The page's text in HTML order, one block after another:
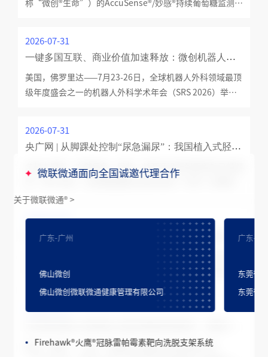
微联微通面向全国诚邀代理合作
关于微联微通® >
广东-广州
佛山微创
佛山微创微联微通健康管理有限公司
广东-珠
东莞微
东莞微
Firebird2 火鸟™ 冠脉雷帕霉素洗脱钴基合金支架系统
FireKingFisher®火翠鸟®冠脉雷帕霉素洗脱支架系统
Firehawk® 火鹰®冠脉雷帕霉素靶向洗脱支架系统
称“微创 ®生命”）的AccuSense®/妙感®持续葡萄糖监测系
2026-07-31
一键多国互联、商业价值加速释放：微创机器人重磅亮相SRS2026
美国，佛罗里达——7月23-26日，全球机器人外科领域最顶
级年度盛会之一的机器人外科学术年会（SRS 2026）举
Toumai ®
2026-07-31
央广网 | 从脚踝处控制“尿急漏尿”：我国植入式胫神经刺激技术取得新进展
总想上厕所、突然尿急、尿频，甚至还没赶到厕所就已经漏
现。在脚踝处植入仅硬币大小的胫神经刺激器，是治疗这类
备长期运行的稳定性要求极高，目前全球仅有三款产品获美
国FDA批准上市。 近日，中国首个植入式胫神经刺激系
2026-07-30
微创再添2款“绿色通道”创新器械：直击冠脉急危重症和卒中救治难题！
两款分别聚焦冠脉穿孔救治
与颅内动脉粥样硬化性狭窄治疗的创新产品，同日通过国家
药品监督管理局（NMPA）创新医疗器械特别审查，进
冠脉的FireShield™/
2026-07-27
南非，德班 ——近日，由微创心通医疗科技有限公司